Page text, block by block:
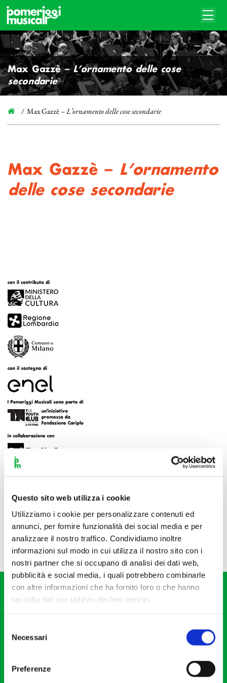
Questo sito web utilizza i cookie
Utilizziamo i cookie per personalizzare contenuti ed
annunci, per fornire funzionalità dei social media e per
analizzare il nostro traffico. Condividiamo inoltre
informazioni sul modo in cui utilizza il nostro sito con i
nostri partner che si occupano di analisi dei dati web,
pubblicità e social media, i quali potrebbero combinarle
con altre informazioni che ha fornito loro o che hanno
raccolto dal suo utilizzo dei loro servizi.
delNecessari
Preferenze
Max Gazzè –L’ornamento delle cose
secondarie
Max Gazzè –L’ornamento delle cose secondarie
Max Gazzè – L’ornamento
delle cose secondarie
20121 Milano